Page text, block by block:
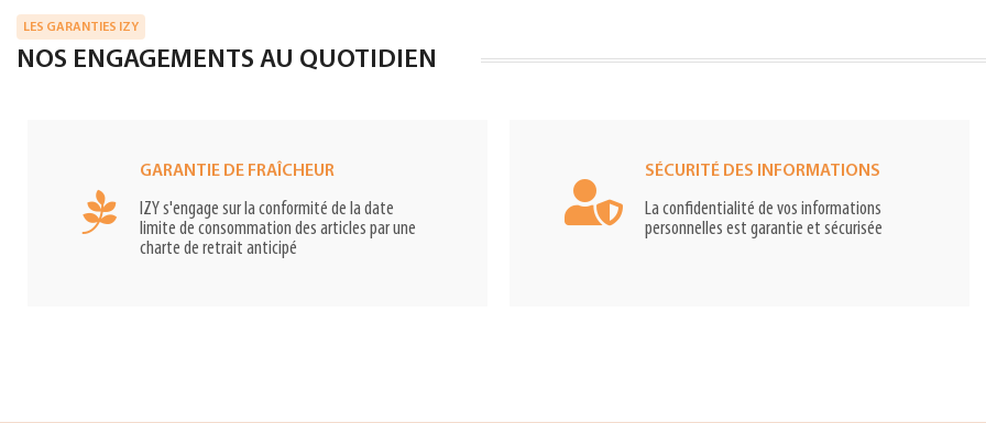
LES GARANTIES IZY
NOS ENGAGEMENTS AU QUOTIDIEN
GARANTIE DE FRAÎCHEUR
IZY s'engage sur la conformité de la date
limite de consommation des articles par une
charte de retrait anticipé
SÉCURITÉ DES INFORMATIONS
La confidentialité de vos informations
personnelles est garantie et sécurisée